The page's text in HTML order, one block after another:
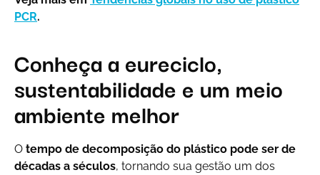
PCR.
Conheça a eureciclo,
sustentabilidade e um meio
ambiente melhor
O tempo de decomposição do plástico pode ser de
décadas a séculos, tornando sua gestão um dos